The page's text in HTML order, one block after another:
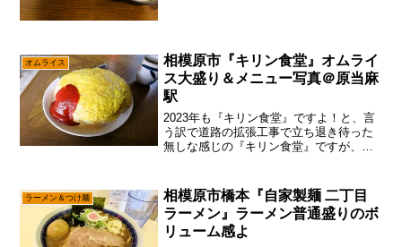
オムライス
相模原市『キリン食堂』オムライ
ス大盛り＆メニュー写真＠原当麻
駅
2023年も『キリン食堂』ですよ！と、言
う訳で道路の拡張工事で立ち退き待った
無しな感じの『キリン食堂』ですが、あ
ら、いつ頃までに立ち退きをするって具
体的な話は聞いた事が無...
ラーメン＆つけ麺
相模原市橋本『自家製麺 二丁目
ラーメン』ラーメン普通盛りのボ
リューム感よ